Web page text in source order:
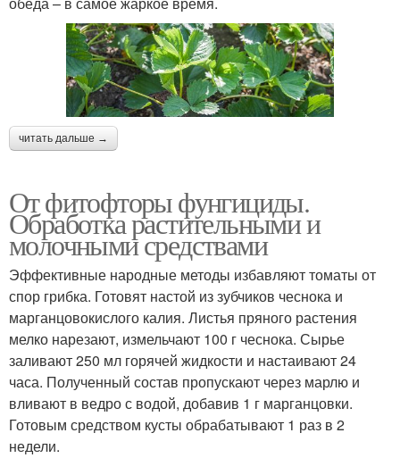
читать дальше →
От фитофторы фунгициды.
Обработка растительными и
молочными средствами
Эффективные народные методы избавляют томаты от
спор грибка. Готовят настой из зубчиков чеснока и
марганцовокислого калия. Листья пряного растения
мелко нарезают, измельчают 100 г чеснока. Сырье
заливают 250 мл горячей жидкости и настаивают 24
часа. Полученный состав пропускают через марлю и
вливают в ведро с водой, добавив 1 г марганцовки.
Готовым средством кусты обрабатывают 1 раз в 2
недели.